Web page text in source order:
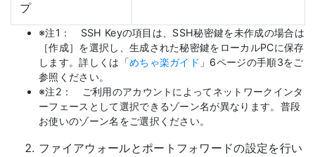
プ
※注1： SSH Keyの項目は、SSH秘密鍵を未作成の場合は
［作成］を選択し、生成された秘密鍵をローカルPCに保存
します。詳しくは「めちゃ楽ガイド 」6ページの手順3をご
参照ください。
※注2： ご利用のアカウントによってネットワークインタ
ーフェースとして選択できるゾーン名が異なります。普段
お使いのゾーン名をご選択ください。
ファイアウォールとポートフォワードの設定を行い